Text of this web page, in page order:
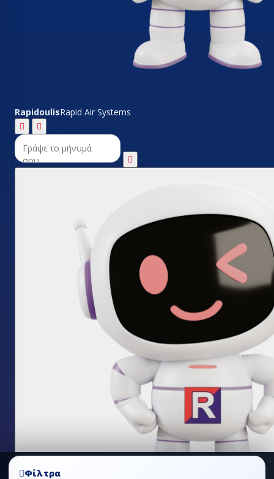
Φίλτρα
RapidoulisRapid Air Systems
Στον διαδικτυακό μας τόπο χρησιμοποιούμε cookies για